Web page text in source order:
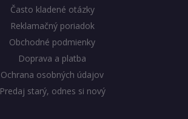
Často kladené otázky
Reklamačný poriadok
Obchodné podmienky
Doprava a platba
Ochrana osobných údajov
Predaj starý, odnes si nový